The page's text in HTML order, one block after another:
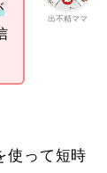
出不精ママ
使って短時